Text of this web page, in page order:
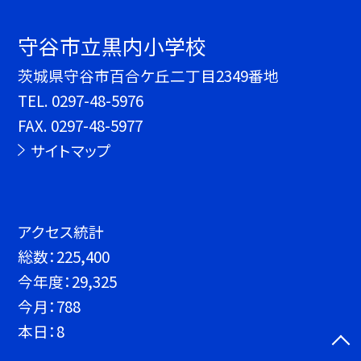
守谷市立黒内小学校
茨城県守谷市百合ケ丘二丁目2349番地
TEL. 0297-48-5976
FAX. 0297-48-5977
サイトマップ
アクセス統計
総数：225,400
今年度：29,325
今月：788
本日：8